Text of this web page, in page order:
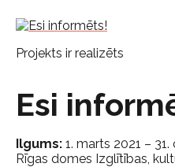
Projekts ir realizēts
Esi
Ilgums: 1. marts 2021 –
Rīgas domes Izglītības,